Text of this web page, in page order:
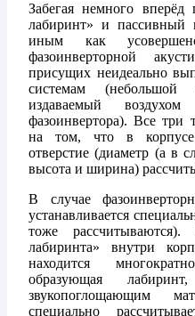
Забегая немного вперёд
лабиринт» и пассивный
иным как
фазоинверторной
присущих неидеально
системам (небольшой
издаваемый
фазоинвертора). Все три
на том, что в корпусе
отверстие (диаметр (а в
высота и ширина)
В случае
устанавливается
тоже рассчитываются).
лабиринта» внутри
находится
образующая
звукопоглощающим
специально